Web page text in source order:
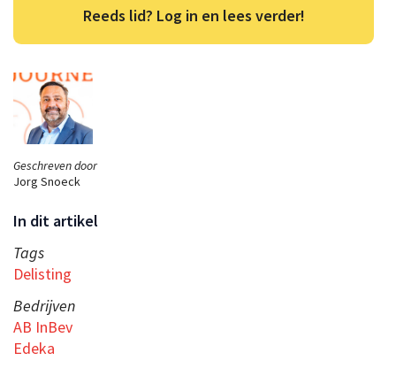
Geschreven door
Jorg Snoeck
In dit artikel
Tags
Delisting
Bedrijven
AB InBev
Edeka
Reeds lid? Log in en lees verder!